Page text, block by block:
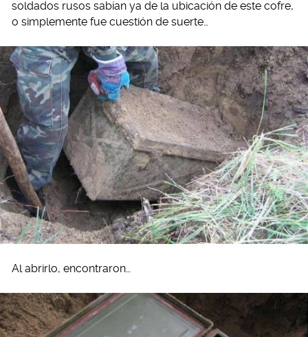
soldados rusos sabían ya de la ubicación de este cofre,
o simplemente fue cuestión de suerte…
Al abrirlo, encontraron…